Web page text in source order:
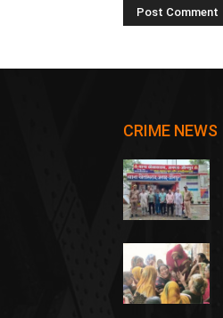
CRIME NEWS